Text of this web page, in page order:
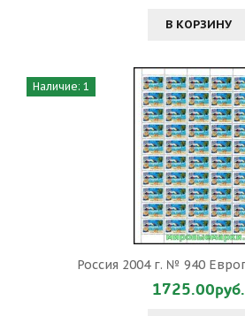
В КОРЗИНУ
Наличие: 1
Россия 2004 г. № 940
1725.00руб.